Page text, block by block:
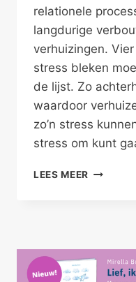
relationele
langdurige
verhuizingen.
stress bleken
de lijst. Zo
waardoor
zo’n stress
stress om kunt
LEES MEER